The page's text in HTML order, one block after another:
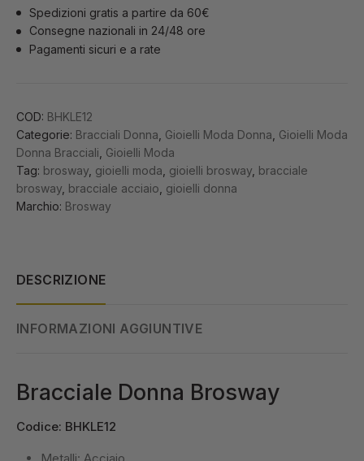
Spedizioni gratis a partire da 60€
Consegne nazionali in 24/48 ore
Pagamenti sicuri e a rate
COD: BHKLE12
Categorie: Bracciali Donna Gioielli Moda Donna Gioielli Moda
Donna Bracciali Gioielli Moda
Tag: brosway gioielli moda gioielli brosway bracciale
brosway bracciale acciaio gioielli donna
Marchio: Brosway
DESCRIZIONE
INFORMAZIONI AGGIUNTIVE
Bracciale Donna Brosway
Codice: BHKLE12
Metalli: Acciaio